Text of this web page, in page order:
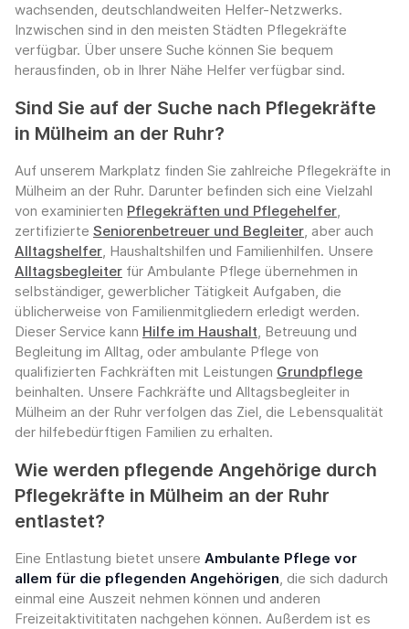
wachsenden, deutschlandweiten Helfer-Netzwerks.
Inzwischen sind in den meisten Städten Pflegekräfte
verfügbar. Über unsere Suche können Sie bequem
herausfinden, ob in Ihrer Nähe Helfer verfügbar sind.
Sind Sie auf der Suche nach Pflegekräfte
in Mülheim an der Ruhr?
Auf unserem Markplatz finden Sie zahlreiche Pflegekräfte in
Mülheim an der Ruhr. Darunter befinden sich eine Vielzahl
von examinierten Pflegekräften und Pflegehelfer,
zertifizierte Seniorenbetreuer und Begleiter, aber auch
Alltagshelfer, Haushaltshilfen und Familienhilfen. Unsere
Alltagsbegleiter für Ambulante Pflege übernehmen in
selbständiger, gewerblicher Tätigkeit Aufgaben, die
üblicherweise von Familienmitgliedern erledigt werden.
Dieser Service kann Hilfe im Haushalt, Betreuung und
Begleitung im Alltag, oder ambulante Pflege von
qualifizierten Fachkräften mit Leistungen Grundpflege
beinhalten. Unsere Fachkräfte und Alltagsbegleiter in
Mülheim an der Ruhr verfolgen das Ziel, die Lebensqualität
der hilfebedürftigen Familien zu erhalten.
Wie werden pflegende Angehörige durch
Pflegekräfte in Mülheim an der Ruhr
entlastet?
Eine Entlastung bietet unsere Ambulante Pflege vor
allem für die pflegenden Angehörigen, die sich dadurch
einmal eine Auszeit nehmen können und anderen
Freizeitaktivititaten nachgehen können. Außerdem ist es